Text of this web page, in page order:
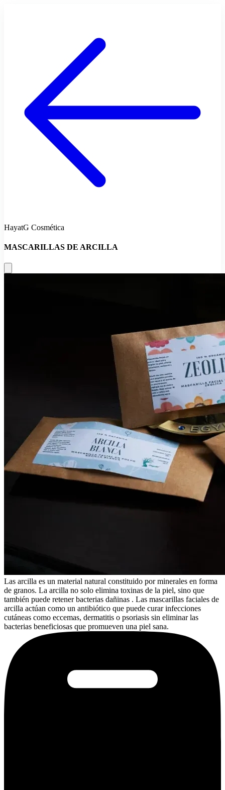
HayatG Cosmética
MASCARILLAS DE ARCILLA
Las arcilla es un material natural constituido por minerales en forma
de granos. La arcilla no solo elimina toxinas de la piel, sino que
también puede retener bacterias dañinas . Las mascarillas faciales de
arcilla actúan como un antibiótico que puede curar infecciones
cutáneas como eccemas, dermatitis o psoriasis sin eliminar las
bacterias beneficiosas que promueven una piel sana.